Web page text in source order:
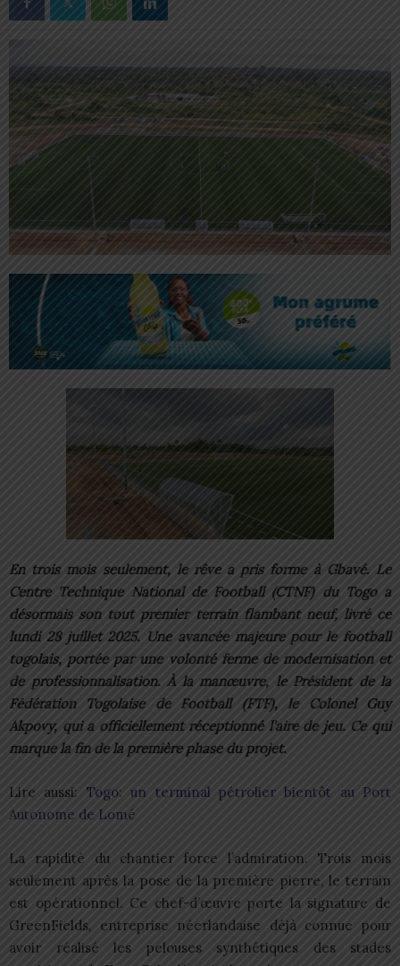
En trois mois seulement, le rêve a pris forme à Gbavé. Le
Centre Technique National de Football (CTNF) du Togo a
désormais son tout premier terrain flambant neuf, livré ce
lundi 28 juillet 2025. Une avancée majeure pour le football
togolais, portée par une volonté ferme de modernisation et
de professionnalisation. À la manœuvre, le Président de la
Fédération Togolaise de Football (FTF), le Colonel Guy
Akpovy, qui a officiellement réceptionné l’aire de jeu. Ce qui
marque la fin de la première phase du projet.
Lire aussi: Togo: un terminal pétrolier bientôt au Port
Autonome de Lomé
La rapidité du chantier force l’admiration. Trois mois
seulement après la pose de la première pierre, le terrain
est opérationnel. Ce chef-d’œuvre porte la signature de
GreenFields, entreprise néerlandaise déjà connue pour
avoir réalisé les pelouses synthétiques des stades